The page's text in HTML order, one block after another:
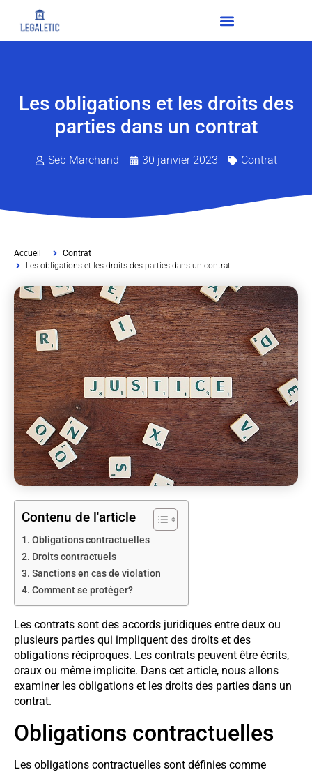
Les obligations et les droits des
parties dans un contrat
Seb Marchand 30 janvier 2023 Contrat
Accueil
Contrat
Les obligations et les droits des parties dans un contrat
Contenu de l'article
Obligations contractuelles
Droits contractuels
Sanctions en cas de violation
Comment se protéger?
Les contrats sont des accords juridiques entre deux ou
plusieurs parties qui impliquent des droits et des
obligations réciproques. Les contrats peuvent être écrits,
oraux ou même implicite. Dans cet article, nous allons
examiner les obligations et les droits des parties dans un
contrat.
Obligations contractuelles
Les obligations contractuelles sont définies comme